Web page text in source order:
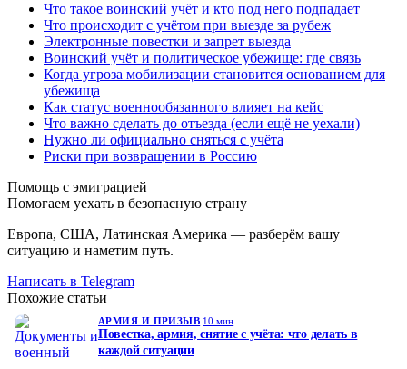
Что такое воинский учёт и кто под него подпадает
Что происходит с учётом при выезде за рубеж
Электронные повестки и запрет выезда
Воинский учёт и политическое убежище: где связь
Когда угроза мобилизации становится основанием для
убежища
Как статус военнообязанного влияет на кейс
Что важно сделать до отъезда (если ещё не уехали)
Нужно ли официально сняться с учёта
Риски при возвращении в Россию
Помощь с эмиграцией
Помогаем уехать в безопасную страну
Европа, США, Латинская Америка — разберём вашу
ситуацию и наметим путь.
Написать в Telegram
Похожие статьи
АРМИЯ И ПРИЗЫВ 10 мин
Повестка, армия, снятие с учёта: что делать в
каждой ситуации